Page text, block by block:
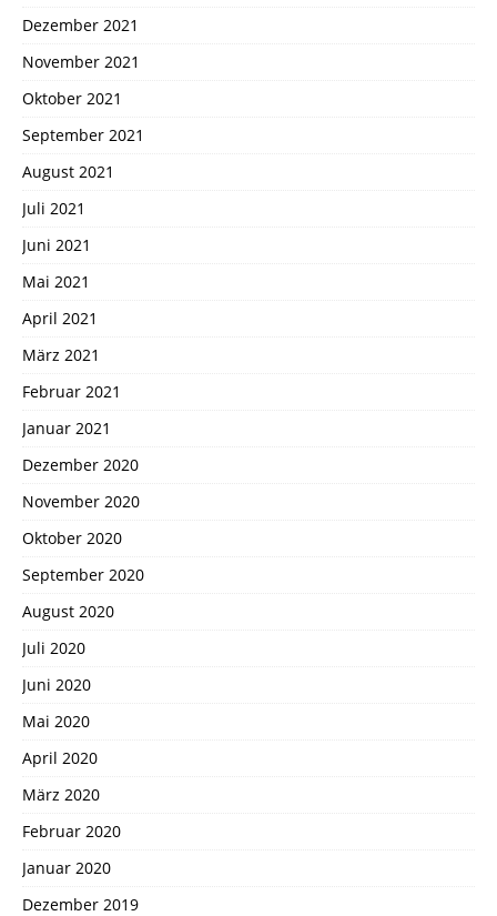
Dezember 2021
November 2021
Oktober 2021
September 2021
August 2021
Juli 2021
Juni 2021
Mai 2021
April 2021
März 2021
Februar 2021
Januar 2021
Dezember 2020
November 2020
Oktober 2020
September 2020
August 2020
Juli 2020
Juni 2020
Mai 2020
April 2020
März 2020
Februar 2020
Januar 2020
Dezember 2019